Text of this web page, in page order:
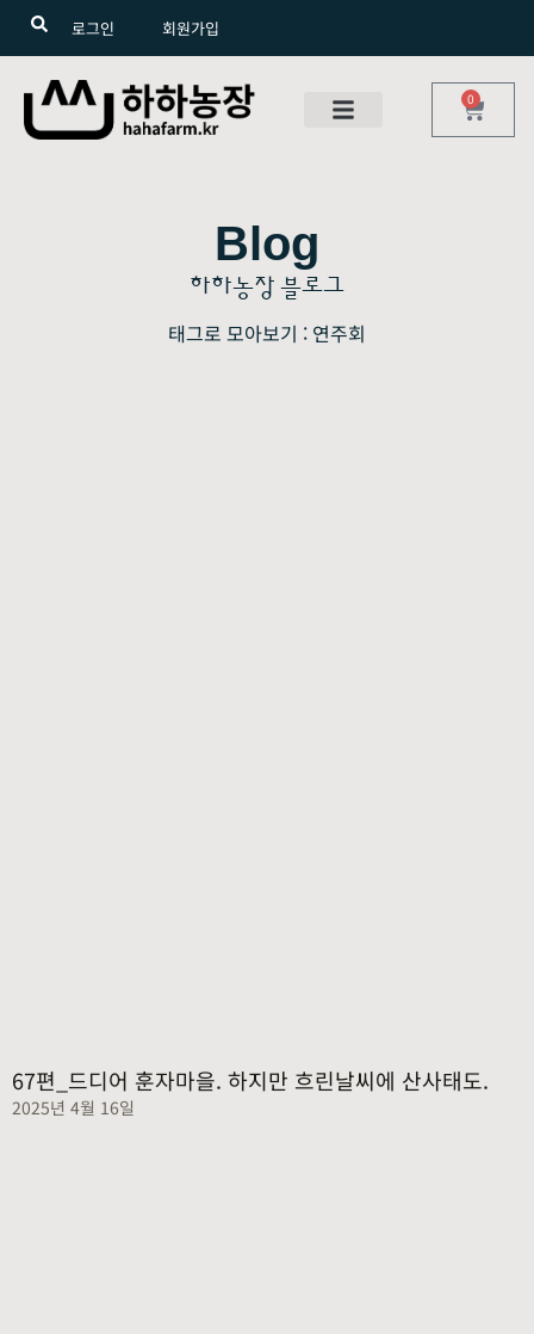
로그인 회원가입
0
Blog
하하농장 블로그
태그로 모아보기 : 연주회
67편_드디어 훈자마을. 하지만 흐린날씨에 산사태도.
2025년 4월 16일